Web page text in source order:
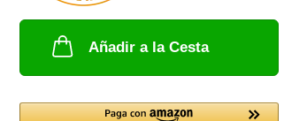
Añadir a la Cesta